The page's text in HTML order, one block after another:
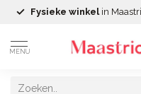
Fysieke winkel in
MENU